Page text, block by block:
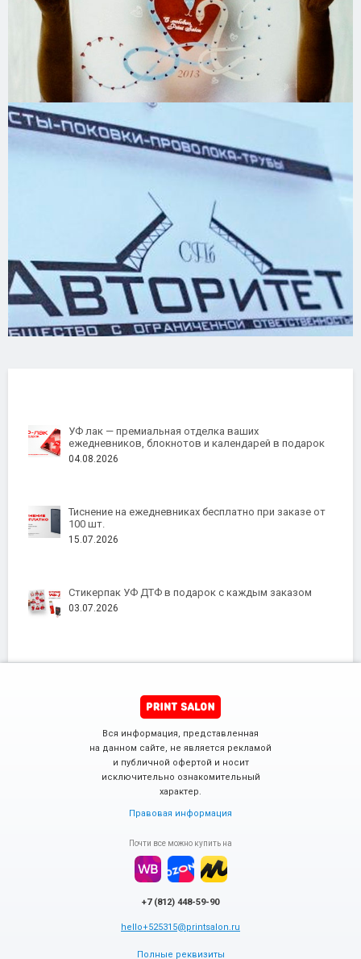
УФ лак — премиальная отделка ваших
ежедневников, блокнотов и календарей в подарок
04.08.2026
Тиснение на ежедневниках бесплатно при заказе от
100 шт.
15.07.2026
Стикерпак УФ ДТФ в подарок с каждым заказом
03.07.2026
Вся информация, представленная
на данном сайте, не является рекламой
и публичной офертой и носит
исключительно ознакомительный
характер.
Правовая информация
Почти все можно купить на
+7 (812) 448-59-90
hello+525315@printsalon.ru
Полные реквизиты